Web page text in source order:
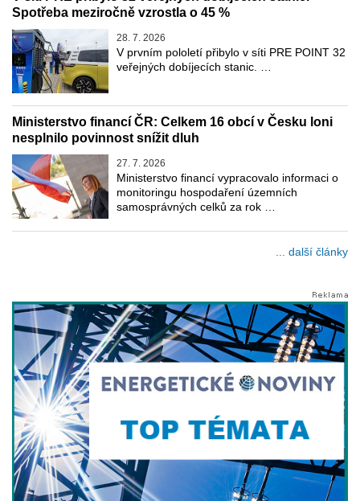
Spotřeba meziročně vzrostla o 45 %
28. 7. 2026
V prvním pololetí přibylo v síti PRE POINT 32
veřejných dobíjecích stanic. …
Ministerstvo financí ČR: Celkem 16 obcí v Česku loni
nesplnilo povinnost snížit dluh
27. 7. 2026
Ministerstvo financí vypracovalo informaci o
monitoringu hospodaření územních
samosprávných celků za rok …
... další články